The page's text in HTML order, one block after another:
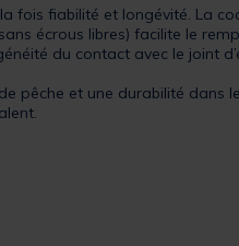
fois fiabilité et longévité. La
écrous libres) facilite le
du contact avec le joint
pêche et une durabilité dans